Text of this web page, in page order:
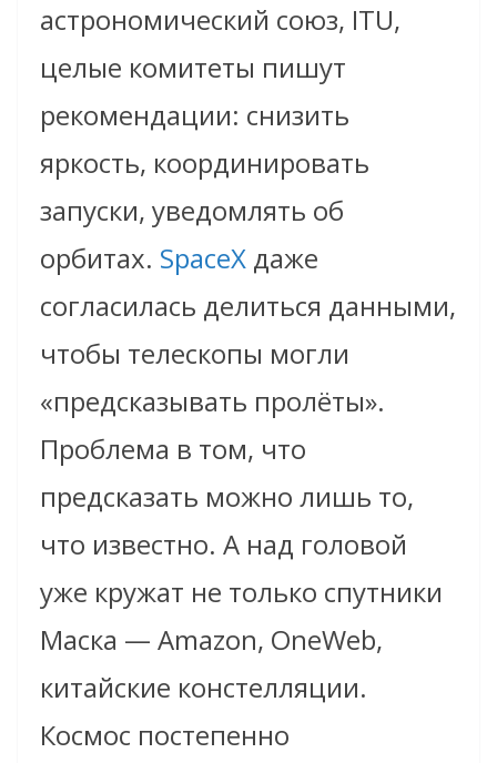
астрономический союз, ITU,
целые комитеты пишут
рекомендации: снизить
яркость, координировать
запуски, уведомлять об
орбитах. SpaceX даже
согласилась делиться данными,
чтобы телескопы могли
«предсказывать пролёты».
Проблема в том, что
предсказать можно лишь то,
что известно. А над головой
уже кружат не только спутники
Маска — Amazon, OneWeb,
китайские констелляции.
Космос постепенно